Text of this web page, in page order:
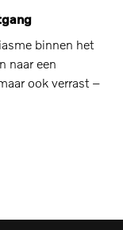
binnen het
naar een
ook verrast –